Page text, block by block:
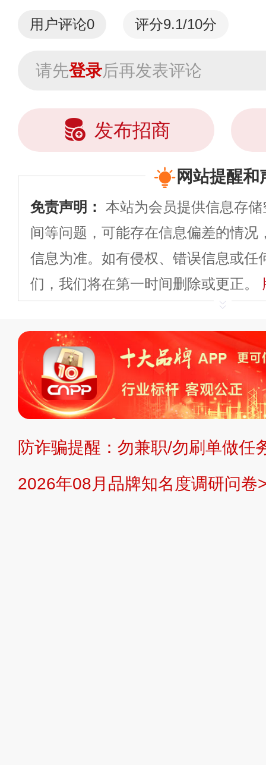
用户评论0 评分9.1/10分
请先登录后再发表评论
发布招商
网站提醒和
免责声明： 本站为会员提供信息存
间等问题，可能存在信息偏差的情况
信息为准。如有侵权、错误信息或任
们，我们将在第一时间删除或更正。
平台自有内容（文字
标、LOGO 等）知识产权归本站所
复制、转载、商用。本站不生产产
不代理、不招商、不提供中介服务。
持投资购买的观点或意见，页面信息
提交说明： 快速提交发布>> 提交品
防诈骗提醒：勿兼职/勿刷单做任
2026年08月品牌知名度调研问卷